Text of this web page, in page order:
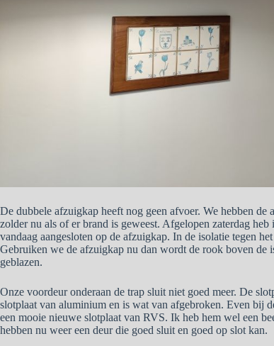
De dubbele afzuigkap heeft nog geen afvoer. We hebben
zolder nu als of er brand is geweest. Afgelopen zaterdag
vandaag aangesloten op de afzuigkap. In de isolatie tegen
Gebruiken we de afzuigkap nu dan wordt de rook boven de
geblazen.
Onze voordeur onderaan de trap sluit niet goed meer. De
slotplaat van aluminium en is wat van afgebroken. Even bij
een mooie nieuwe slotplaat van RVS. Ik heb hem wel een
hebben nu weer een deur die goed sluit en goed op slot kan.